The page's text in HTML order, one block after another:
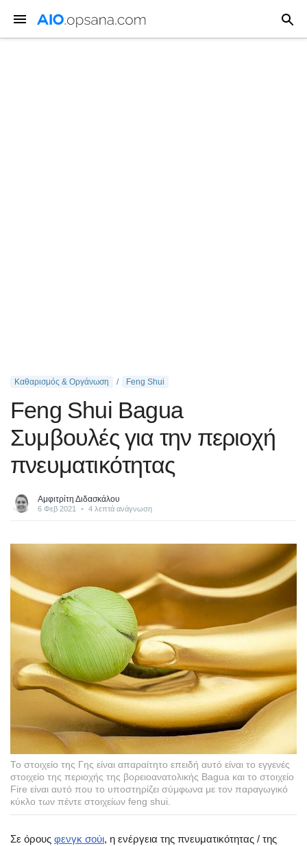
Καθαρισμός & Οργάνωση Feng Shui
Feng Shui Bagua
Συμβουλές για την περιοχή
πνευματικότητας
Αμφιτρίτη Διδασκάλου
6 Φεβ 2021 • 4 λεπτά ανάγνωση
Το στοιχείο της Γης είναι απαραίτητο επειδή αυτό είναι το εγγενές
στοιχείο της περιοχής της βορειοανατολικής Bagua και το στοιχείο
Fire είναι αυτό που το υποστηρίζει σύμφωνα με τον παραγωγικό
κύκλο των πέντε στοιχείων feng shui.
Σε όρους φενγκ σούι, η ενέργεια της πνευματικότητας / της